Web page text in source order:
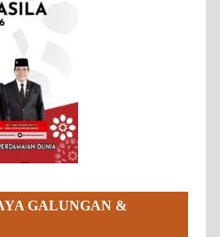
GALUNGAN &